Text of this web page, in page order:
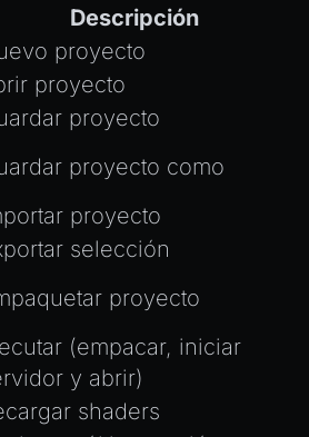
Descripción
proyecto
proyecto
proyecto
proyecto como
proyecto
selección
proyecto
(empacar, iniciar
y abrir)
shaders